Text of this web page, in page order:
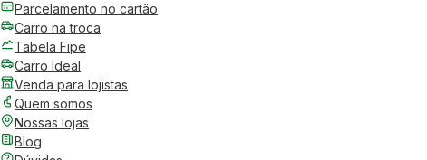
Parcelamento no cartão
Carro na troca
Tabela Fipe
Carro Ideal
Venda para lojistas
Quem somos
Nossas lojas
Blog